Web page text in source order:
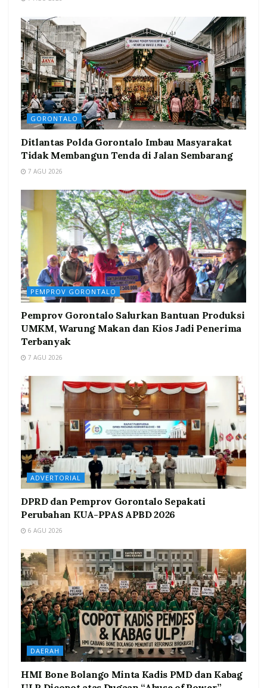
GORONTALO
Ditlantas Polda Gorontalo Imbau Masyarakat
Tidak Membangun Tenda di Jalan Sembarang
7 AGU 2026
PEMPROV GORONTALO
Pemprov Gorontalo Salurkan Bantuan Produksi
UMKM, Warung Makan dan Kios Jadi Penerima
Terbanyak
7 AGU 2026
ADVERTORIAL
DPRD dan Pemprov Gorontalo Sepakati
Perubahan KUA-PPAS APBD 2026
6 AGU 2026
DAERAH
HMI Bone Bolango Minta Kadis PMD dan Kabag